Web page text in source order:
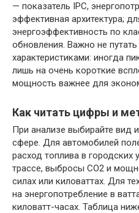
— показатель IPC,
эффективная архитектура;
энергоэффективность по
обновления. Важно не
характеристиками: иногда
лишь на очень короткие
мощность важнее для
Как читать цифры и
При анализе выбирайте вид
сфере. Для автомобилей
расход топлива в городских
трассе, выбросы CO2 и
силах или киловаттах. Для
на энергопотребление в
киловатт-часах. Таблица